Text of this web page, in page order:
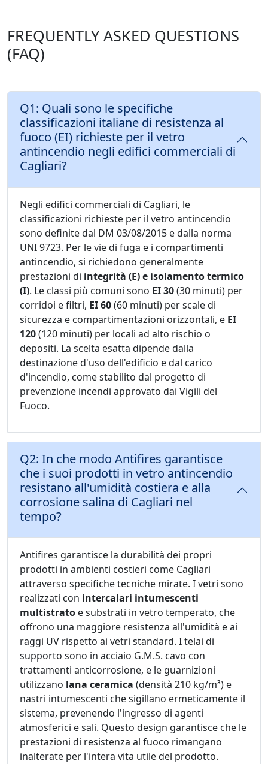
FREQUENTLY ASKED QUESTIONS
(FAQ)
Q1: Quali sono le specifiche
classificazioni italiane di resistenza al
fuoco (EI) richieste per il vetro
antincendio negli edifici commerciali di
Cagliari?
Negli edifici commerciali di Cagliari, le
classificazioni richieste per il vetro antincendio
sono definite dal DM 03/08/2015 e dalla norma
UNI 9723. Per le vie di fuga e i compartimenti
antincendio, si richiedono generalmente
prestazioni di integrità (E) e isolamento termico
(I). Le classi più comuni sono EI 30(30 minuti) per
corridoi e filtri, EI 60(60 minuti) per scale di
sicurezza e compartimentazioni orizzontali, e EI
120(120 minuti) per locali ad alto rischio o
depositi. La scelta esatta dipende dalla
destinazione d'uso dell'edificio e dal carico
d'incendio, come stabilito dal progetto di
prevenzione incendi approvato dai Vigili del
Fuoco.
Q2: In che modo Antifires garantisce
che i suoi prodotti in vetro antincendio
resistano all'umidità costiera e alla
corrosione salina di Cagliari nel
tempo?
Antifires garantisce la durabilità dei propri
prodotti in ambienti costieri come Cagliari
attraverso specifiche tecniche mirate. I vetri sono
realizzati con intercalari intumescenti
multistrato e substrati in vetro temperato, che
offrono una maggiore resistenza all'umidità e ai
raggi UV rispetto ai vetri standard. I telai di
supporto sono in acciaio G.M.S. cavo con
trattamenti anticorrosione, e le guarnizioni
utilizzano lana ceramica (densità 210 kg/m³) e
nastri intumescenti che sigillano ermeticamente il
sistema, prevenendo l'ingresso di agenti
atmosferici e sali. Questo design garantisce che le
prestazioni di resistenza al fuoco rimangano
inalterate per l'intera vita utile del prodotto.